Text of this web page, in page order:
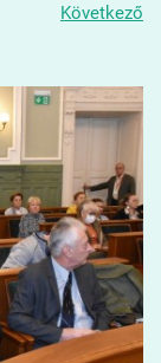
Következő